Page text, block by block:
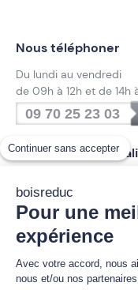
Continuer sans accepter
boisreduc
Pour une
expérience
Avec votre accord, nous
nous et/ou nos
Nous téléphoner
Du lundi au vendredi
de 09h à 12h et de 14h
09 70 25 23 03
Suivez notre
Inscrivez-
boisreduc